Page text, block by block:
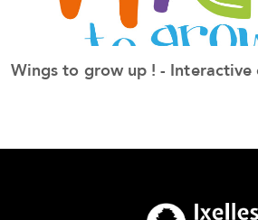
See the event
Wings to grow up ! -